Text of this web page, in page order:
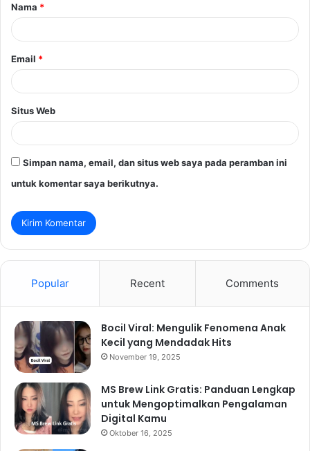
r
Nama *
Email *
Situs Web
Simpan nama, email, dan situs web saya pada peramban ini
untuk komentar saya berikutnya.
Popular Recent Comments
Bocil Viral: Mengulik Fenomena Anak
Kecil yang Mendadak Hits
November 19, 2025
MS Brew Link Gratis: Panduan Lengkap
untuk Mengoptimalkan Pengalaman
Digital Kamu
Oktober 16, 2025